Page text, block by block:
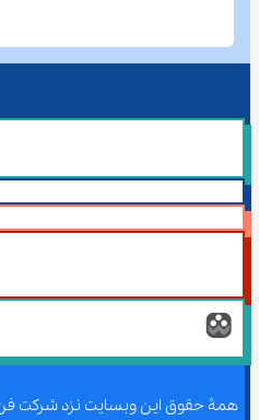
همۀ حقوق این وبسایت نزد شرکت